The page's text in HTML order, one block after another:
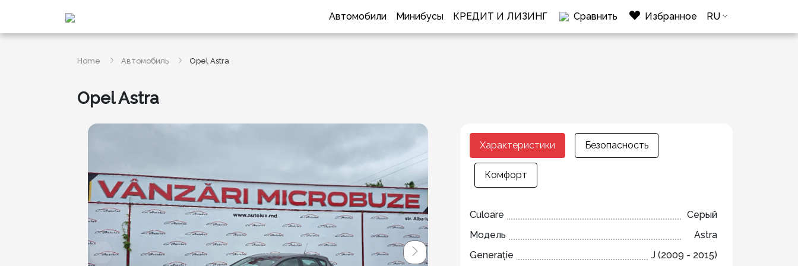
Автомобили Минибусы КРЕДИТ И ЛИЗИНГ Сравнить Избранное RU
Home Автомобиль Opel Astra
Opel Astra
Характеристики Безопасность
Комфорт
Culoare
Серый
Модель
Astra
Generație
J (2009 - 2015)